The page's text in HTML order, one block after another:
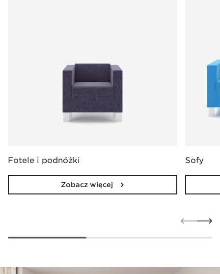
Fotele i podnóżki
Zobacz więcej
Sofy